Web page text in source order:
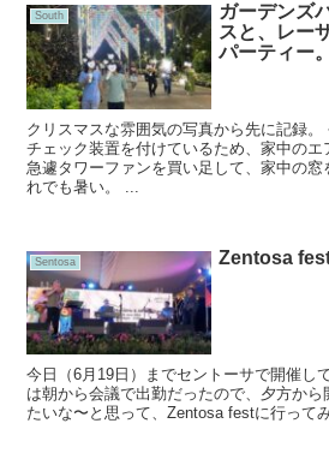
South
ガーデンズ
スと、レー
パーティー。
クリスマスな雰囲気の写真から先に記録
チェック装置を付けているため、家中のエ
急遽タワーファンを買い足して、家中の
れでも暑い。 ...
Sentosa Zentosa
今日（6月19日）までセントーサで開催し
は朝から会議で出勤だったので、夕方か
たいな〜と思って、Zentosa festに行って